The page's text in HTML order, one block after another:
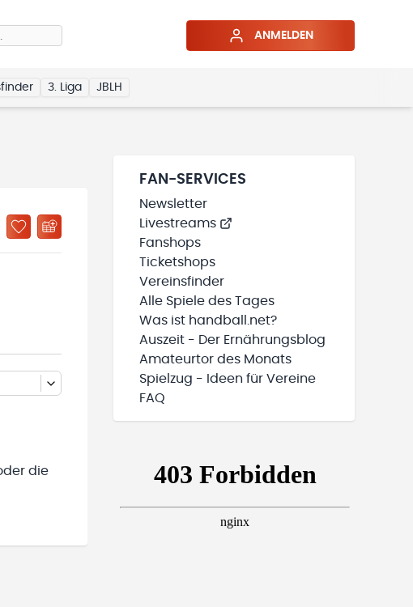
ANMELDEN
3. Liga JBLH
WIRD GELADEN
ZU „MEINE TEAMS“ HINZUFÜGEN
die
FAN-SERVICES
Newsletter
Livestreams
Fanshops
Ticketshops
Vereinsfinder
Alle Spiele des Tages
Was ist handball.net?
Auszeit - Der Ernährungsblog
Amateurtor des Monats
Spielzug - Ideen für Vereine
FAQ